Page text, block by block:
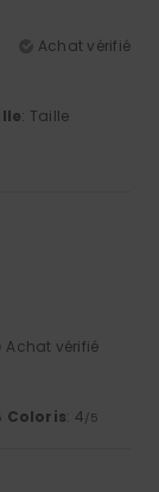
Achat vérifié
: Taille
Achat vérifié
Coloris: 4/5